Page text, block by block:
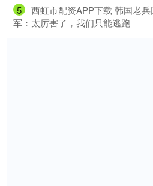
5
西虹市配资APP下载 韩国老
军：太厉害了，我们只能逃跑